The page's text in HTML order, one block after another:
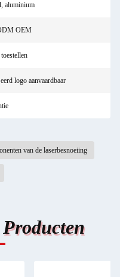
aluminium
OEM
logo aanvaardbaar
van de laserbesnoeiing